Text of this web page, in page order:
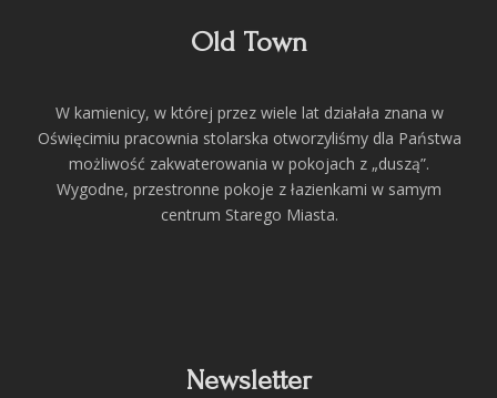
Old Town
W kamienicy, w której przez wiele lat działała znana w
Oświęcimiu pracownia stolarska otworzyliśmy dla Państwa
możliwość zakwaterowania w pokojach z „duszą”.
Wygodne, przestronne pokoje z łazienkami w samym
centrum Starego Miasta.
Newsletter